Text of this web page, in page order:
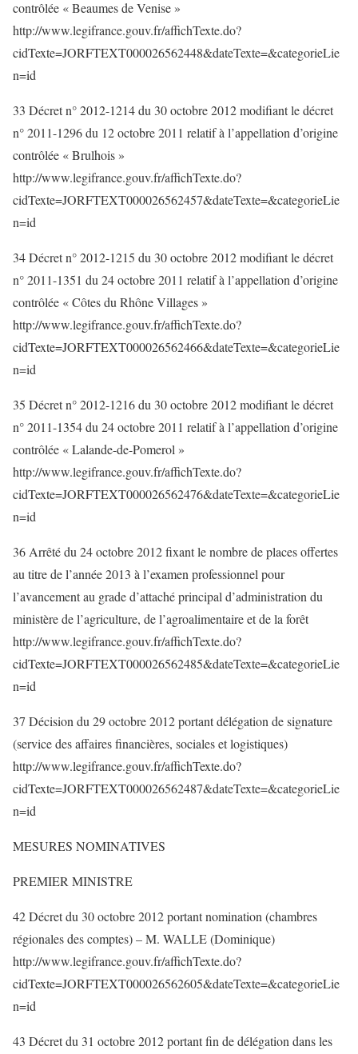
contrôlée « Beaumes de Venise »
http://www.legifrance.gouv.fr/affichTexte.do?
cidTexte=JORFTEXT000026562448&dateTexte=&categorieLie
n=id
33 Décret n° 2012-1214 du 30 octobre 2012 modifiant le décret
n° 2011-1296 du 12 octobre 2011 relatif à l’appellation d’origine
contrôlée « Brulhois »
http://www.legifrance.gouv.fr/affichTexte.do?
cidTexte=JORFTEXT000026562457&dateTexte=&categorieLie
n=id
34 Décret n° 2012-1215 du 30 octobre 2012 modifiant le décret
n° 2011-1351 du 24 octobre 2011 relatif à l’appellation d’origine
contrôlée « Côtes du Rhône Villages »
http://www.legifrance.gouv.fr/affichTexte.do?
cidTexte=JORFTEXT000026562466&dateTexte=&categorieLie
n=id
35 Décret n° 2012-1216 du 30 octobre 2012 modifiant le décret
n° 2011-1354 du 24 octobre 2011 relatif à l’appellation d’origine
contrôlée « Lalande-de-Pomerol »
http://www.legifrance.gouv.fr/affichTexte.do?
cidTexte=JORFTEXT000026562476&dateTexte=&categorieLie
n=id
36 Arrêté du 24 octobre 2012 fixant le nombre de places offertes
au titre de l’année 2013 à l’examen professionnel pour
l’avancement au grade d’attaché principal d’administration du
ministère de l’agriculture, de l’agroalimentaire et de la forêt
http://www.legifrance.gouv.fr/affichTexte.do?
cidTexte=JORFTEXT000026562485&dateTexte=&categorieLie
n=id
37 Décision du 29 octobre 2012 portant délégation de signature
(service des affaires financières, sociales et logistiques)
http://www.legifrance.gouv.fr/affichTexte.do?
cidTexte=JORFTEXT000026562487&dateTexte=&categorieLie
n=id
MESURES NOMINATIVES
PREMIER MINISTRE
42 Décret du 30 octobre 2012 portant nomination (chambres
régionales des comptes) – M. WALLE (Dominique)
http://www.legifrance.gouv.fr/affichTexte.do?
cidTexte=JORFTEXT000026562605&dateTexte=&categorieLie
n=id
43 Décret du 31 octobre 2012 portant fin de délégation dans les